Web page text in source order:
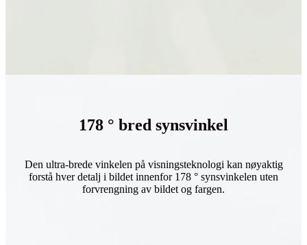
178 ° bred synsvinkel
Den ultra-brede vinkelen på visningsteknologi kan nøyaktig
forstå hver detalj i bildet innenfor 178 ° synsvinkelen uten
forvrengning av bildet og fargen.